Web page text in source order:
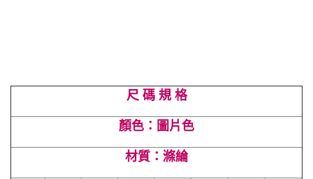
尺 碼 規 格
顏色：圖片色
材質：滌綸